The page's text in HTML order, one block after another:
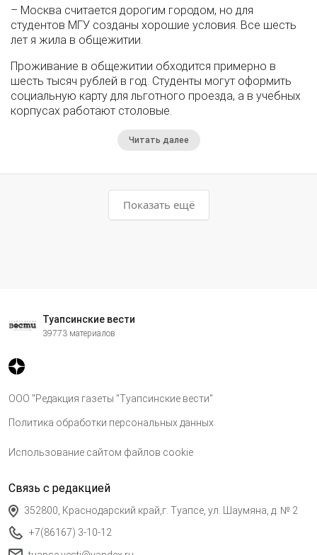
– Москва считается дорогим городом, но для
студентов МГУ созданы хорошие условия. Все шесть
лет я жила в общежитии.
Проживание в общежитии обходится примерно в
шесть тысяч рублей в год. Студенты могут оформить
социальную карту для льготного проезда, а в учебных
корпусах работают столовые.
Читать далее
Показать ещё
Туапсинские вести
39773 материалов
ООО "Редакция газеты "Туапсинские вести"
Политика обработки персональных данных
Использование сайтом файлов cookie
Связь с редакцией
352800, Краснодарский край,г. Туапсе, ул. Шаумяна, д. № 2
+7(86167) 3-10-12